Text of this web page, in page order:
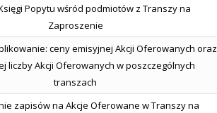
Popytu wśród podmiotów z Transzy na
Zaproszenie
ceny emisyjnej Akcji Oferowanych oraz
liczby Akcji Oferowanych w poszczególnych
transzach
zapisów na Akcje Oferowane w Transzy na